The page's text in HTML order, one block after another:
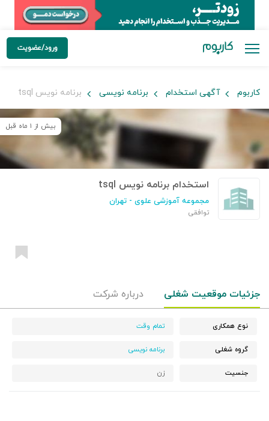
ورود/عضویت
کاربوم آگهی استخدام برنامه نویسی برنامه نویس tsql
بیش از ۱ ماه قبل
استخدام برنامه نویس tsql
مجموعه آموزشی علوی - تهران
توافقی
جزئیات موقعیت شغلی درباره شرکت
نوع همکاری تمام وقت
گروه شغلی برنامه نویسی
جنسیت زن